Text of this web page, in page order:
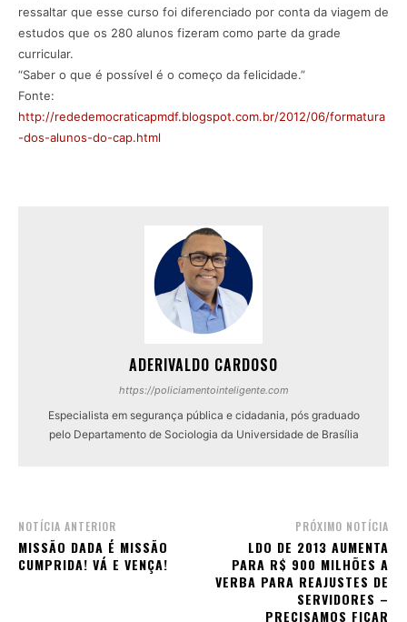
ressaltar que esse curso foi diferenciado por conta da viagem de
estudos que os 280 alunos fizeram como parte da grade
curricular.
“Saber o que é possível é o começo da felicidade.”
Fonte:
http://rededemocraticapmdf.blogspot.com.br/2012/06/formatura
-dos-alunos-do-cap.html
ADERIVALDO CARDOSO
https://policiamentointeligente.com
Especialista em segurança pública e cidadania, pós graduado
pelo Departamento de Sociologia da Universidade de Brasília
NOTÍCIA ANTERIOR
MISSÃO DADA É MISSÃO
CUMPRIDA! VÁ E VENÇA!
PRÓXIMO NOTÍCIA
LDO DE 2013 AUMENTA
PARA R$ 900 MILHÕES A
VERBA PARA REAJUSTES DE
SERVIDORES –
PRECISAMOS FICAR